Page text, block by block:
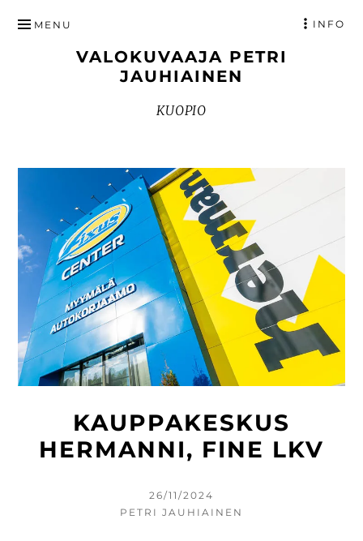
SISÄLTÖÖN
VALOKUVAAJA PETRI
JAUHIAINEN
KUOPIO
MENU INFO
KAUPPAKESKUS
HERMANNI, FINE LKV
KIRJOITETTU
26/11/2024
KIRJOITTAJA
PETRI JAUHIAINEN